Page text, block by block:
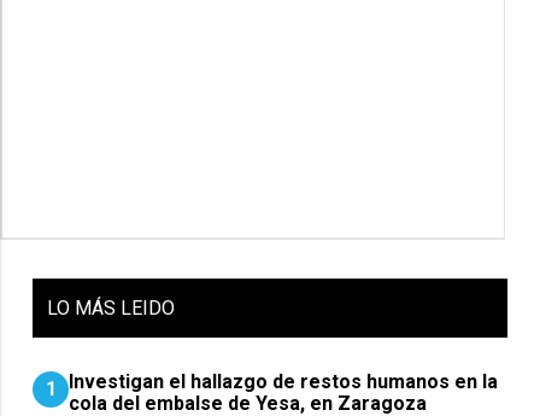
LO MÁS LEIDO
1
Investigan el hallazgo de restos humanos en la
cola del embalse de Yesa, en Zaragoza